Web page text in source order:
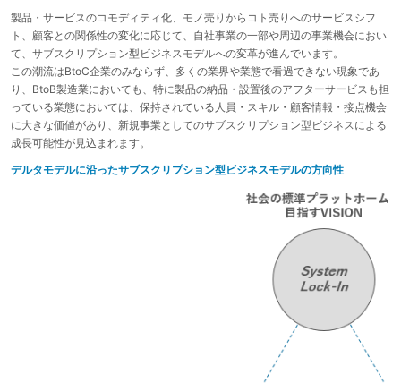
製品・サービスのコモディティ化、モノ売りからコト売りへのサービスシフ
ト、顧客との関係性の変化に応じて、自社事業の一部や周辺の事業機会におい
て、サブスクリプション型ビジネスモデルへの変革が進んでいます。
この潮流はBtoC企業のみならず、多くの業界や業態で看過できない現象であ
り、BtoB製造業においても、特に製品の納品・設置後のアフターサービスも担
っている業態においては、保持されている人員・スキル・顧客情報・接点機会
に大きな価値があり、新規事業としてのサブスクリプション型ビジネスによる
成長可能性が見込まれます。
デルタモデルに沿ったサブスクリプション型ビジネスモデルの方向性